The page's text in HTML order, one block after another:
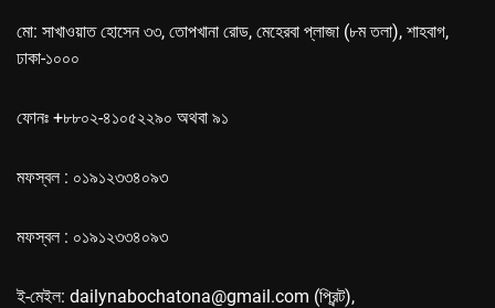
মো: সাখাওয়াত হোসেন ৩৩, তোপখানা রোড, মেহেরবা প্লাজা (৮ম তলা), শাহবাগ,
ঢাকা-১০০০
ফোনঃ +৮৮০২-৪১০৫২২৯০ অথবা ৯১
মফস্বল : ০১৯১২৩৩৪০৯৩
মফস্বল : ০১৯১২৩৩৪০৯৩
ই-মেইল: dailynabochatona@gmail.com (প্রিন্ট),